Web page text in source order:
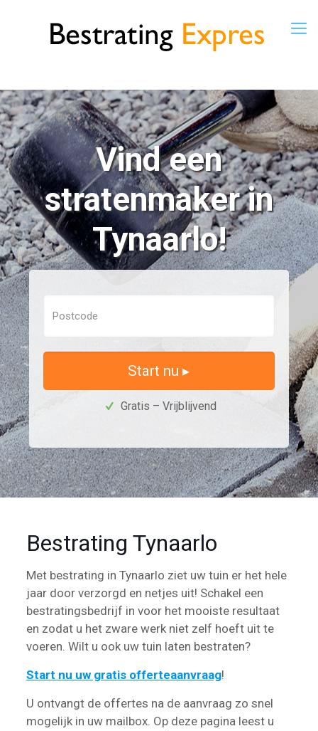
Vind een
stratenmaker in
Tynaarlo!
Start nu ▸
Gratis – Vrijblijvend
Bestrating Tynaarlo
Met bestrating in Tynaarlo ziet uw tuin er het hele
jaar door verzorgd en netjes uit! Schakel een
bestratingsbedrijf in voor het mooiste resultaat
en zodat u het zware werk niet zelf hoeft uit te
voeren. Wilt u ook uw tuin laten bestraten?
Start nu uw gratis offerteaanvraag!
U ontvangt de offertes na de aanvraag zo snel
mogelijk in uw mailbox. Op deze pagina leest u